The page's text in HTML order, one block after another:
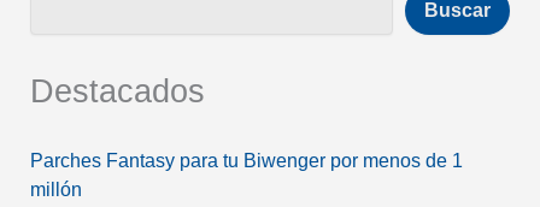
Buscar
Destacados
Parches Fantasy para tu Biwenger por menos de 1
millón